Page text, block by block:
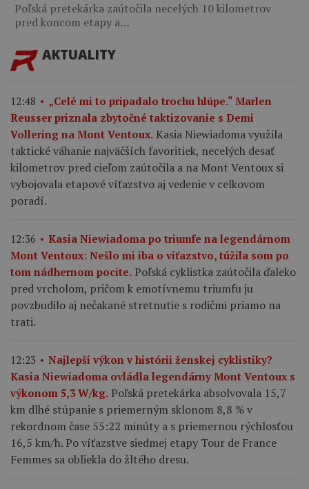
Poľská pretekárka zaútočila necelých 10 kilometrov
pred koncom etapy a…
AKTUALITY
12:48
„Celé mi to pripadalo trochu hlúpe.“ Marlen
Reusser priznala zbytočné taktizovanie s Demi
Vollering na Mont Ventoux. Kasia Niewiadoma využila
taktické váhanie najväčších favoritiek, necelých desať
kilometrov pred cieľom zaútočila a na Mont Ventoux si
vybojovala etapové víťazstvo aj vedenie v celkovom
poradí.
12:36
Kasia Niewiadoma po triumfe na legendárnom
Mont Ventoux: Nešlo mi iba o víťazstvo, túžila som po
tom nádhernom pocite. Poľská cyklistka zaútočila ďaleko
pred vrcholom, pričom k emotívnemu triumfu ju
povzbudilo aj nečakané stretnutie s rodičmi priamo na
trati.
12:23
Najlepší výkon v histórii ženskej cyklistiky?
Kasia Niewiadoma ovládla legendárny Mont Ventoux s
výkonom 5,3 W/kg. Poľská pretekárka absolvovala 15,7
km dlhé stúpanie s priemerným sklonom 8,8 % v
rekordnom čase 55:22 minúty a s priemernou rýchlosťou
16,5 km/h. Po víťazstve siedmej etapy Tour de France
Femmes sa obliekla do žltého dresu.